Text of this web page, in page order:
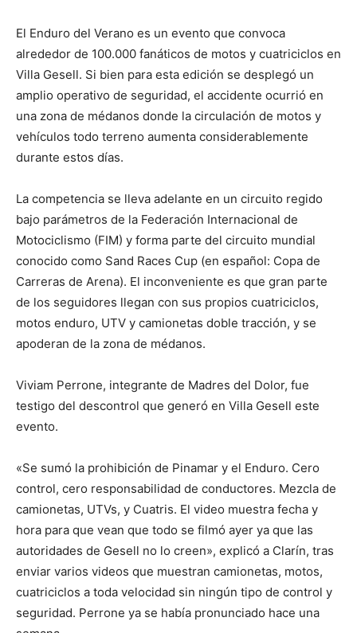
El Enduro del Verano es un evento que convoca
alrededor de 100.000 fanáticos de motos y cuatriciclos en
Villa Gesell. Si bien para esta edición se desplegó un
amplio operativo de seguridad, el accidente ocurrió en
una zona de médanos donde la circulación de motos y
vehículos todo terreno aumenta considerablemente
durante estos días.
La competencia se lleva adelante en un circuito regido
bajo parámetros de la Federación Internacional de
Motociclismo (FIM) y forma parte del circuito mundial
conocido como Sand Races Cup (en español: Copa de
Carreras de Arena). El inconveniente es que gran parte
de los seguidores llegan con sus propios cuatriciclos,
motos enduro, UTV y camionetas doble tracción, y se
apoderan de la zona de médanos.
Viviam Perrone, integrante de Madres del Dolor, fue
testigo del descontrol que generó en Villa Gesell este
evento.
«Se sumó la prohibición de Pinamar y el Enduro. Cero
control, cero responsabilidad de conductores. Mezcla de
camionetas, UTVs, y Cuatris. El video muestra fecha y
hora para que vean que todo se filmó ayer ya que las
autoridades de Gesell no lo creen», explicó a Clarín, tras
enviar varios videos que muestran camionetas, motos,
cuatriciclos a toda velocidad sin ningún tipo de control y
seguridad. Perrone ya se había pronunciado hace una